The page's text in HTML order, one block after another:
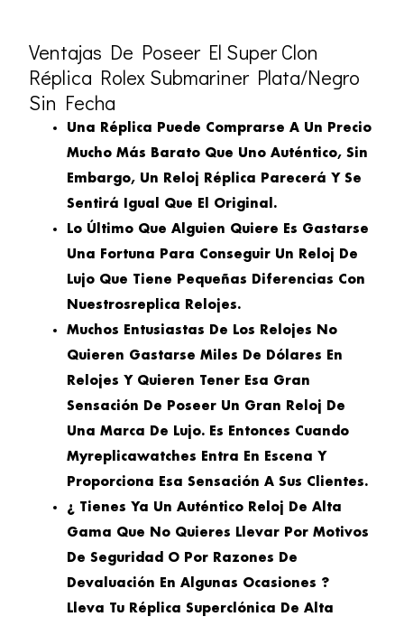
Ventajas De Poseer El Super Clon
Réplica Rolex Submariner Plata/Negro
Sin Fecha
Una Réplica Puede Comprarse A Un Precio
Mucho Más Barato Que Uno Auténtico, Sin
Embargo, Un Reloj Réplica Parecerá Y Se
Sentirá Igual Que El Original.
Lo Último Que Alguien Quiere Es Gastarse
Una Fortuna Para Conseguir Un Reloj De
Lujo Que Tiene Pequeñas Diferencias Con
Nuestrosreplica Relojes.
Muchos Entusiastas De Los Relojes No
Quieren Gastarse Miles De Dólares En
Relojes Y Quieren Tener Esa Gran
Sensación De Poseer Un Gran Reloj De
Una Marca De Lujo. Es Entonces Cuando
Myreplicawatches Entra En Escena Y
Proporciona Esa Sensación A Sus Clientes.
¿ Tienes Ya Un Auténtico Reloj De Alta
Gama Que No Quieres Llevar Por Motivos
De Seguridad O Por Razones De
Devaluación En Algunas Ocasiones ?
Lleva Tu Réplica Superclónica De Alta